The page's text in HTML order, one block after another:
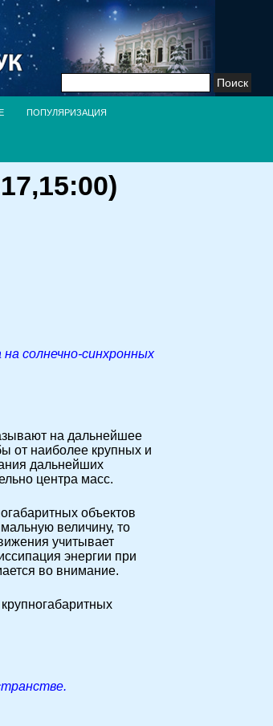
Найти:
ПОПУЛЯРИЗАЦИЯ
солнечно-синхронных
на дальнейшее
от наиболее крупных и
дальнейших
центра масс.
объектов
величину, то
учитывает
энергии при
во внимание.